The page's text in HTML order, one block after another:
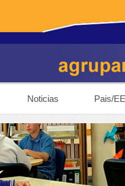
Noticias Pais/EE